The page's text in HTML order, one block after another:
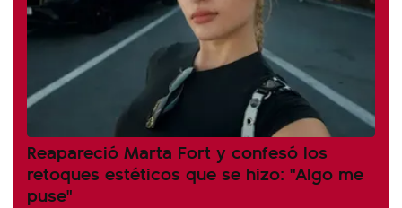
Reapareció Marta Fort y confesó los
retoques estéticos que se hizo: "Algo me
puse"